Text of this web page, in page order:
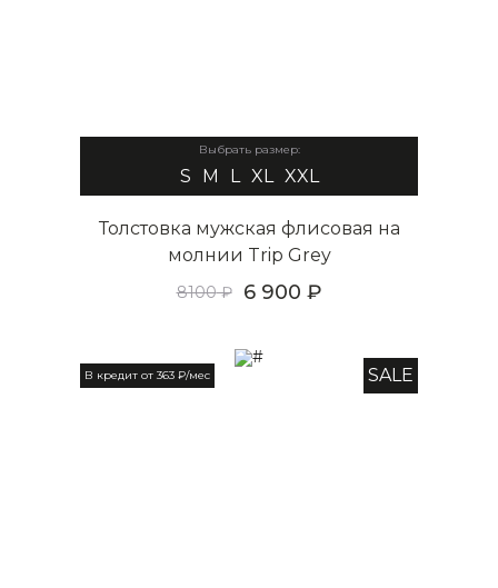
Выбрать размер:
S M L XL XXL
Толстовка мужская флисовая на
молнии Trip Grey
8100 6 900
В кредит от 363 ₽/мес SALE